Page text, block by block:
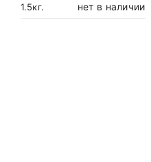
1.5кг.
нет в наличии